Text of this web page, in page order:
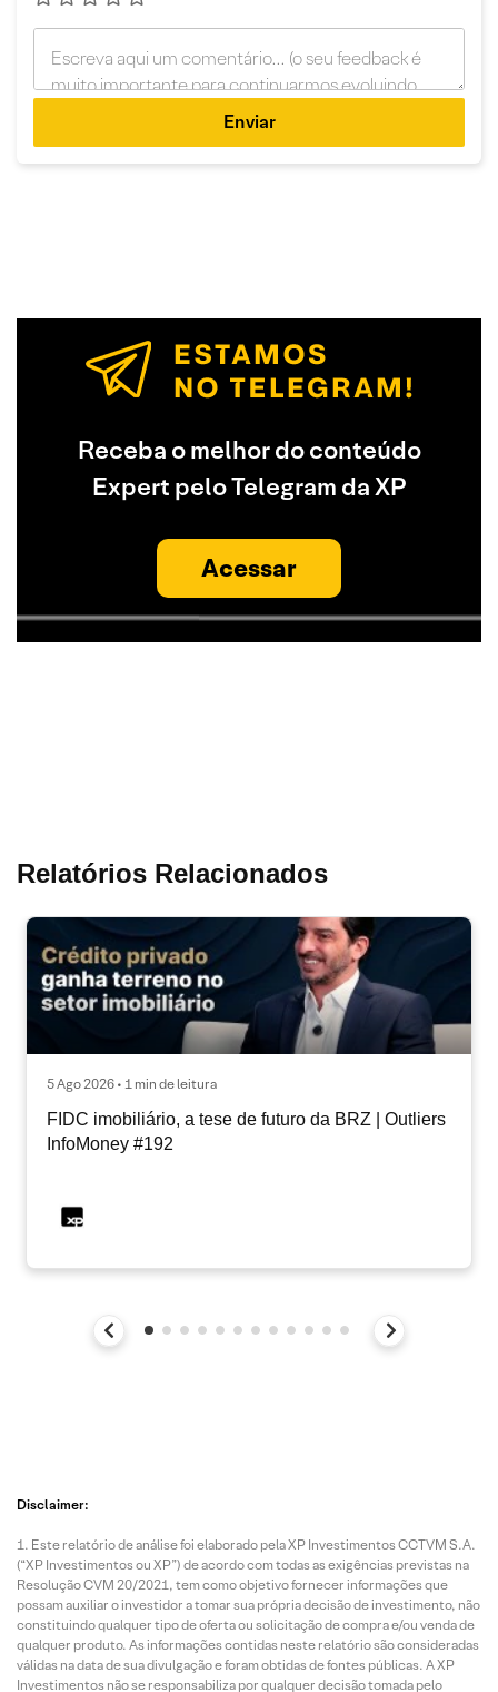
Enviar
Receba o melhor do conteúdo
Expert pelo Telegram da XP
Acessar
Relatórios Relacionados
5 Ago 2026 • 1 min de leitura
FIDC imobiliário, a tese de futuro da BRZ | Outliers
InfoMoney #192
Disclaimer:
Este relatório de análise foi elaborado pela XP Investimentos CCTVM S.A.
(“XP Investimentos ou XP”) de acordo com todas as exigências previstas na
Resolução CVM 20/2021, tem como objetivo fornecer informações que
possam auxiliar o investidor a tomar sua própria decisão de investimento, não
constituindo qualquer tipo de oferta ou solicitação de compra e/ou venda de
qualquer produto. As informações contidas neste relatório são consideradas
válidas na data de sua divulgação e foram obtidas de fontes públicas. A XP
Investimentos não se responsabiliza por qualquer decisão tomada pelo